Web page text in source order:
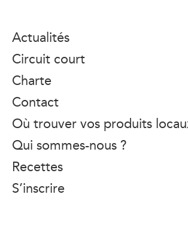
Actualités
Circuit court
Charte
Contact
Où trouver vos produits
Qui sommes-nous ?
Recettes
S’inscrire